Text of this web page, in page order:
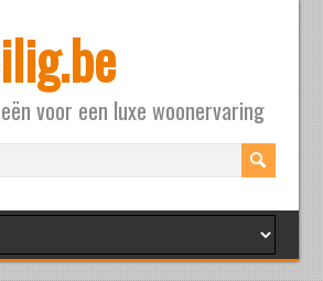
voor een luxe woonervaring